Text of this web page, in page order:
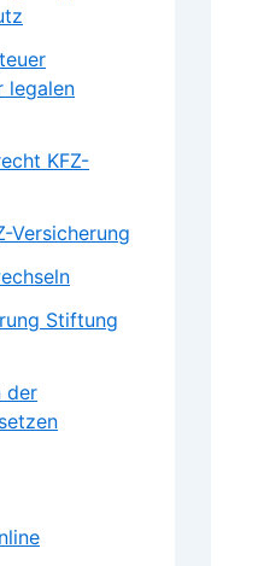
legalen
KFZ-
Versicherung
Stiftung
der